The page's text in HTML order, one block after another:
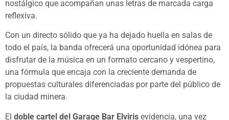
nostálgico que acompañan unas letras de marcada carga
reflexiva.
Con un directo sólido que ya ha dejado huella en salas de
todo el país, la banda ofrecerá una oportunidad idónea para
disfrutar de la música en un formato cercano y vespertino,
una fórmula que encaja con la creciente demanda de
propuestas culturales diferenciadas por parte del público de
la ciudad minera.
El doble cartel del Garage Bar Elviris evidencia, una vez